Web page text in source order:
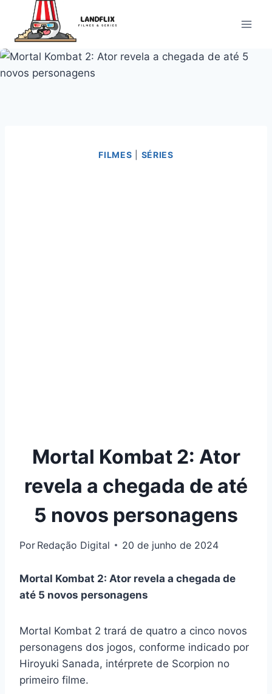
Conteúdo
FILMES SÉRIES
Mortal Kombat 2: Ator
revela a chegada de até
5 novos personagens
Por Redação Digital 20 de junho de 2024
Mortal Kombat 2: Ator revela a chegada de
até 5 novos personagens
Mortal Kombat 2 trará de quatro a cinco novos
personagens dos jogos, conforme indicado por
Hiroyuki Sanada, intérprete de Scorpion no
primeiro filme.